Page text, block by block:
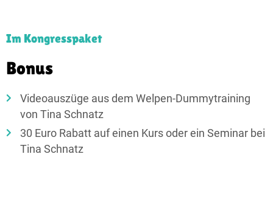
Im Kongresspaket
Bonus​
Videoauszüge aus dem Welpen-Dummytraining
von Tina Schnatz
30 Euro Rabatt auf einen Kurs oder ein Seminar bei
Tina Schnatz